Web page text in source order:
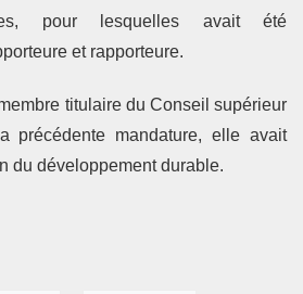
pour lesquelles avait été
et rapporteure.
titulaire du Conseil supérieur
précédente mandature, elle avait
du développement durable.